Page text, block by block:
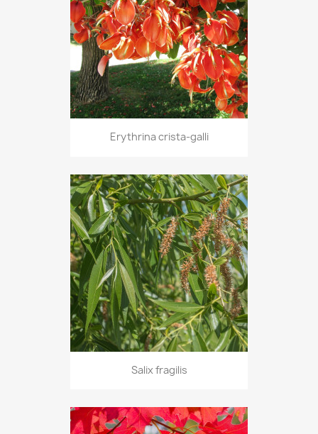
Erythrina crista-galli
Salix fragilis